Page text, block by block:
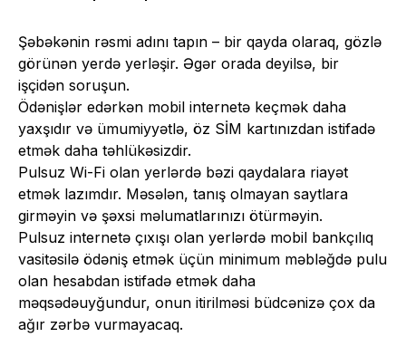
Şəbəkənin rəsmi adını tapın – bir qayda olaraq, gözlə
görünən yerdə yerləşir. Əgər orada deyilsə, bir
işçidən soruşun.
Ödənişlər edərkən mobil internetə keçmək daha
yaxşıdır və ümumiyyətlə, öz SİM kartınızdan istifadə
etmək daha təhlükəsizdir.
Pulsuz Wi-Fi olan yerlərdə bəzi qaydalara riayət
etmək lazımdır. Məsələn, tanış olmayan saytlara
girməyin və şəxsi məlumatlarınızı ötürməyin.
Pulsuz internetə çıxışı olan yerlərdə mobil bankçılıq
vasitəsilə ödəniş etmək üçün minimum məbləğdə pulu
olan hesabdan istifadə etmək daha
məqsədəuyğundur, onun itirilməsi büdcənizə çox da
ağır zərbə vurmayacaq.